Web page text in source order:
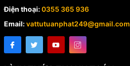
Điện thoại:0355 365 936
Email:vattutuanphat249@gmail.com